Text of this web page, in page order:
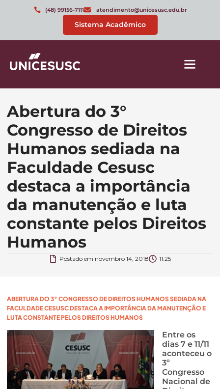
(48) 99156-7111 atendimento@unicesusc.edu.br
Sistema Acadêmico
Abertura do 3°
Congresso de Direitos
Humanos sediada na
Faculdade Cesusc
destaca a importância
da manutenção e luta
constante pelos Direitos
Humanos
Postado em novembro 14, 2018 11:25
ABERTURA DO 3° CONGRESSO DE DIREITOS HUMANOS SEDIADA NA
FACULDADE CESUSC DESTACA A IMPORTÂNCIA DA MANUTENÇÃO E
LUTA CONSTANTE PELOS DIREITOS HUMANOS
Entre os
dias 7 e 11/11
aconteceu o
3º
Congresso
Nacional de